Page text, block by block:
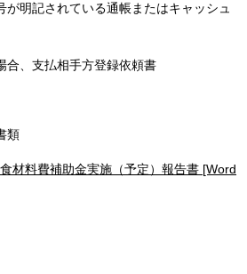
明記されている通帳またはキャッシュ
、支払相手方登録依頼書
類
材料費補助金実施（予定）報告書 [Word